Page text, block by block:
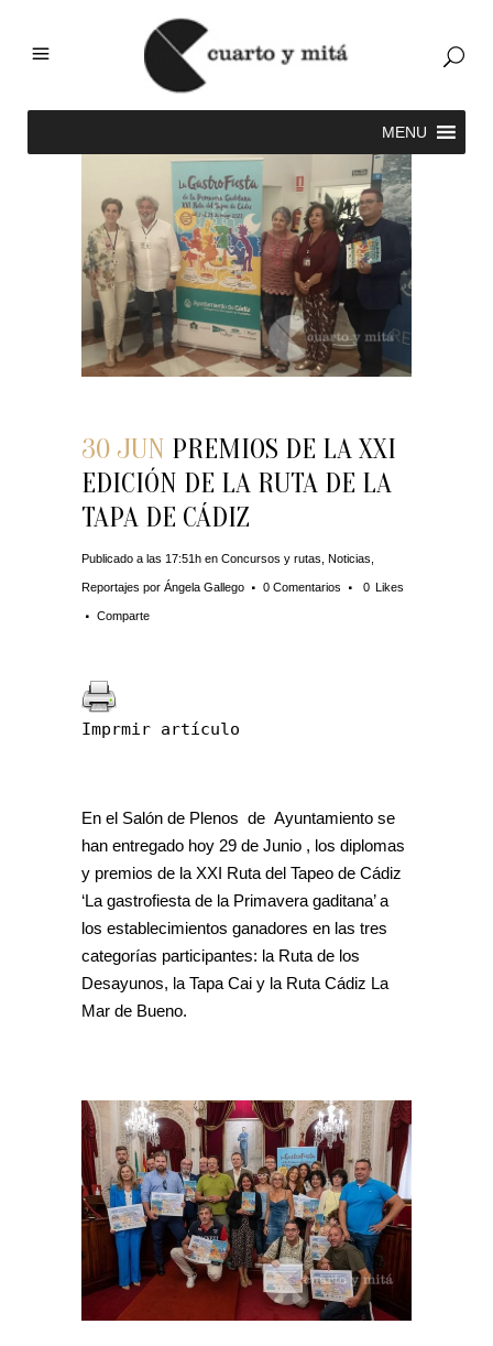
30 JUN PREMIOS DE LA XXI
EDICIÓN DE LA RUTA DE LA
TAPA DE CÁDIZ
Publicado a las 17:51h en Concursos y rutas Noticias
Reportajes por Ángela Gallego 0 Comentarios 0 Likes
Comparte
Imprmir artículo
En el Salón de Plenos de Ayuntamiento se
han entregado hoy 29 de Junio , los diplomas
y premios de la XXI Ruta del Tapeo de Cádiz
‘La gastrofiesta de la Primavera gaditana’ a
los establecimientos ganadores en las tres
categorías participantes: la Ruta de los
Desayunos, la Tapa Cai y la Ruta Cádiz La
Mar de Bueno.